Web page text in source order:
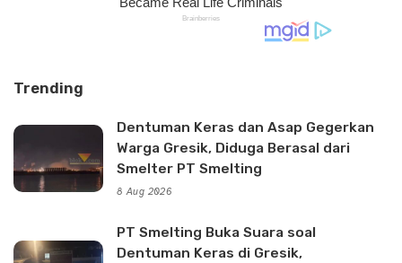
Trending
Dentuman Keras dan Asap Gegerkan
Warga Gresik, Diduga Berasal dari
Smelter PT Smelting
8 Aug 2026
PT Smelting Buka Suara soal
Dentuman Keras di Gresik,